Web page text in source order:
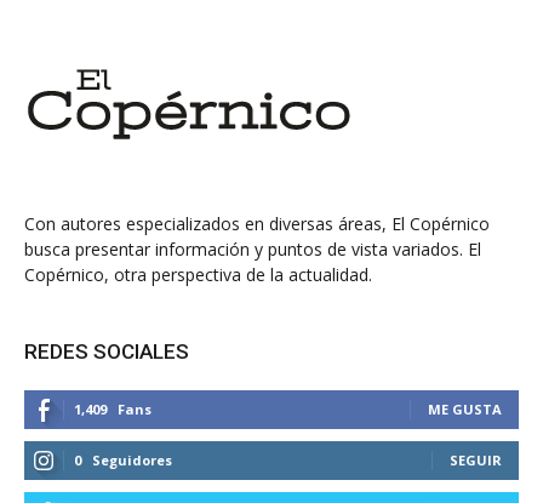
Con autores especializados en diversas áreas, El Copérnico
busca presentar información y puntos de vista variados. El
Copérnico, otra perspectiva de la actualidad.
REDES SOCIALES
1,409 Fans ME GUSTA
0 Seguidores SEGUIR